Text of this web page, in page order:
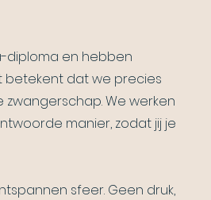
diploma en hebben
betekent dat we precies
We werken
manier, zodat jij je
sfeer. Geen druk,